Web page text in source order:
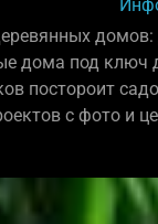
дома под ключ
постороит
с фото и